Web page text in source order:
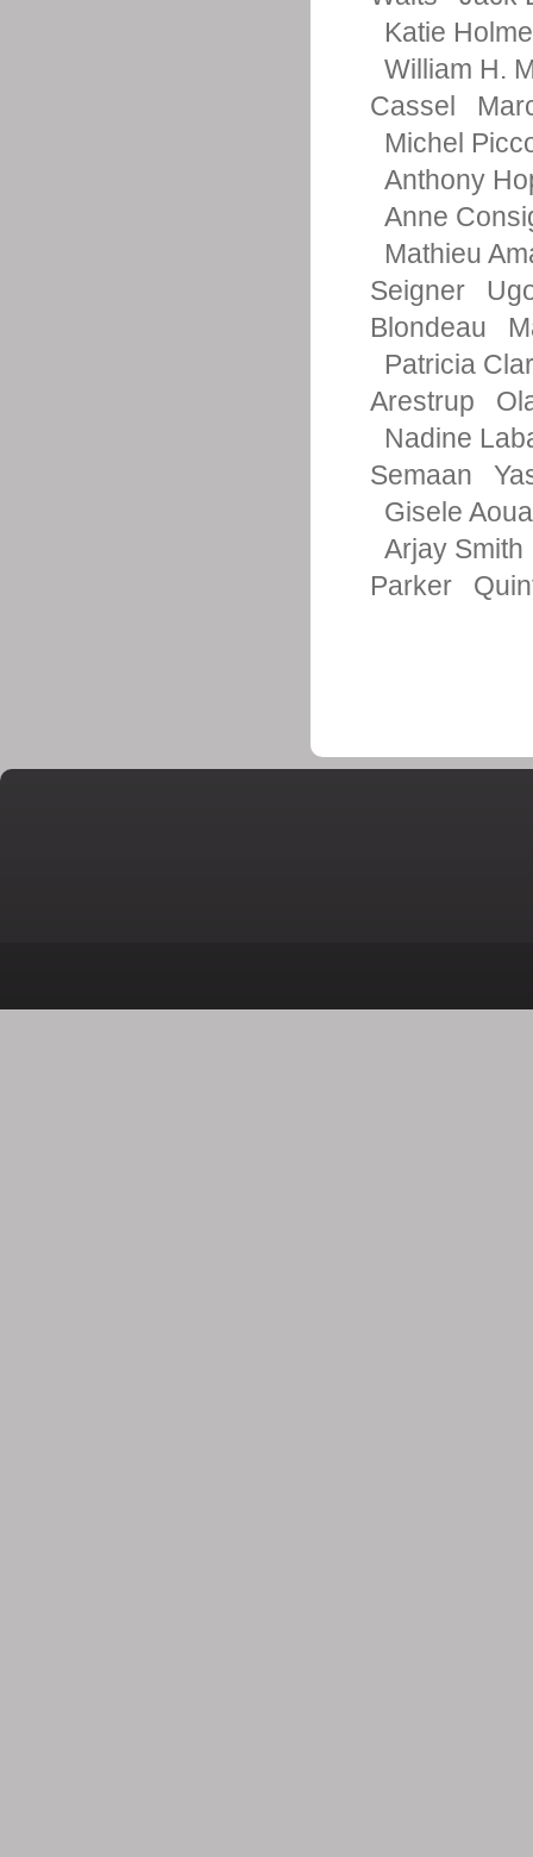
Katie
William H.
Cassel
Michel
Anthony
Anne
Mathieu
Seigner
Blondeau
Patricia
Arestrup
Nadine
Semaan
Gisele
Arjay Smith
Parker